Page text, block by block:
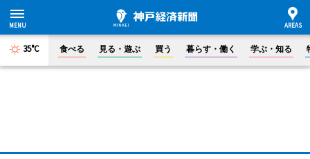
35°C 食べる 見る・遊ぶ 買う 暮らす・働く 学ぶ・知る